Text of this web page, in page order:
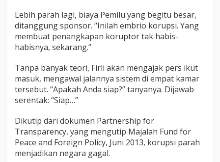
Lebih parah lagi, biaya Pemilu yang begitu besar,
ditanggung sponsor. “Inilah embrio korupsi. Yang
membuat penangkapan koruptor tak habis-
habisnya, sekarang.”
Tanpa banyak teori, Firli akan mengajak pers ikut
masuk, mengawal jalannya sistem di empat kamar
tersebut. “Apakah Anda siap?” tanyanya. Dijawab
serentak: “Siap…”
Dikutip dari dokumen Partnership for
Transparency, yang mengutip Majalah Fund for
Peace and Foreign Policy, Juni 2013, korupsi parah
menjadikan negara gagal.